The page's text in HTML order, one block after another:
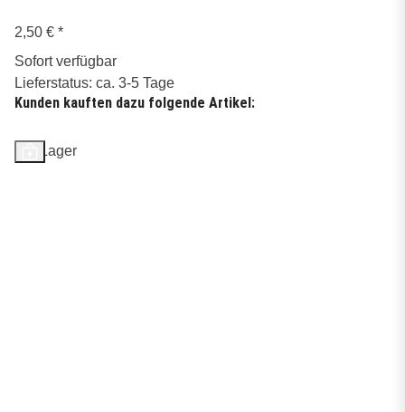
2,50 € *
Sofort verfügbar
Lieferstatus: ca. 3-5 Tage
Kunden kauften dazu folgende Artikel:
Auf Lager